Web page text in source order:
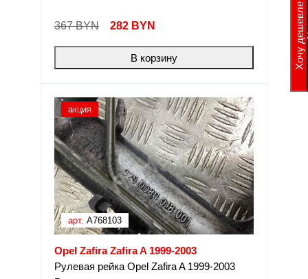
Хочу дешевле
367 BYN 282 BYN
В корзину
акция
арт. A768103
Opel Zafira Zafira A 1999-2003
Рулевая рейка Opel Zafira A 1999-2003